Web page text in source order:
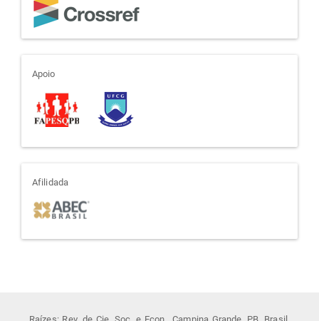
apoio
Apoio
afiliada
Afilidada